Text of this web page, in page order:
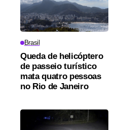
Brasil
Queda de helicóptero
de passeio turístico
mata quatro pessoas
no Rio de Janeiro